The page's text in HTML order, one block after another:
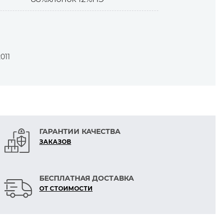
мелких петель.
ГАРАНТИИ КАЧЕСТВА
ЗАКАЗОВ
БЕСПЛАТНАЯ ДОСТАВКА
ОТ СТОИМОСТИ